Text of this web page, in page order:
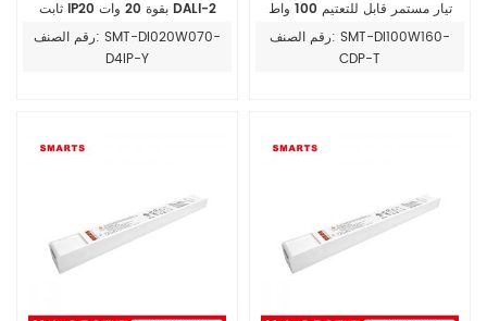
ثابت IP20 بقوة 20 وات DALI-2
محرك LED قابل للتعتيم 700 مللي
أمبير
رقم الصنف: SMT-DI020W070-
D4IP-Y
تيار مستمر قابل للتعتيم 100 واط
محرك ليد 160 مللي أمبير - 1600
مللي أمبير
رقم الصنف: SMT-DI100W160-
CDP-T